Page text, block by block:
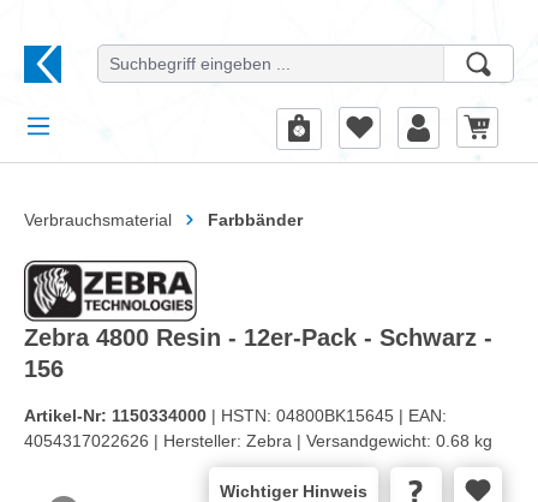
Verbrauchsmaterial Farbbänder
Zebra 4800 Resin - 12er-Pack - Schwarz -
156
Artikel-Nr: 1150334000 | HSTN: 04800BK15645 | EAN:
4054317022626 | Hersteller: Zebra | Versandgewicht: 0.68 kg
Wichtiger Hinweis